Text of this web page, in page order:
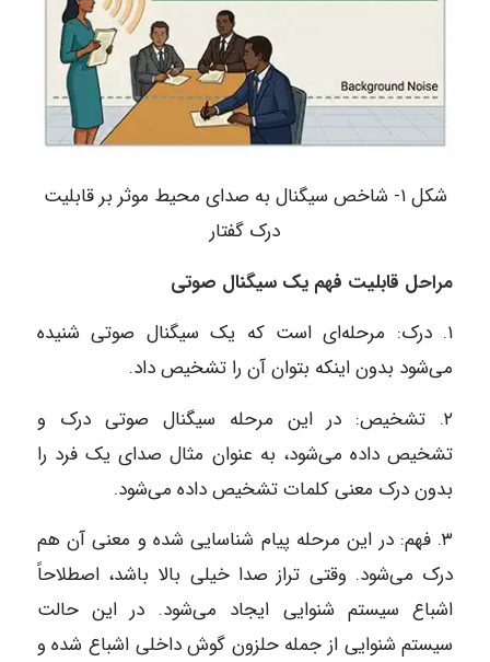
شکل ۱- شاخص سیگنال به صدای محیط موثر بر قابلیت
درک گفتار
مراحل قابلیت فهم یک سیگنال صوتی
۱. درک: مرحله‌ای است که یک سیگنال صوتی شنیده
می‌شود بدون اینکه بتوان آن را تشخیص داد.
۲. تشخیص: در این مرحله سیگنال صوتی درک و
تشخیص داده می‌شود، به عنوان مثال صدای یک فرد را
بدون درک معنی کلمات تشخیص داده می‌شود.
۳. فهم: در این مرحله پیام شناسایی شده و معنی آن هم
درک می‌شود. وقتی تراز صدا خیلی بالا باشد، اصطلاحاً
اشباع سیستم شنوایی ایجاد می‌شود. در این حالت
سیستم شنوایی از جمله حلزون گوش داخلی اشباع شده و